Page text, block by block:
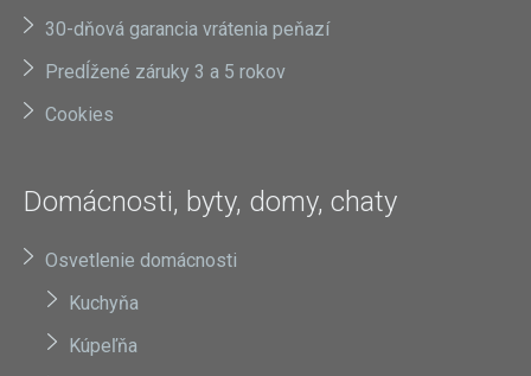
30-dňová garancia vrátenia peňazí
Predĺžené záruky 3 a 5 rokov
Cookies
Domácnosti, byty, domy, chaty
Osvetlenie domácnosti
Kuchyňa
Kúpeľňa